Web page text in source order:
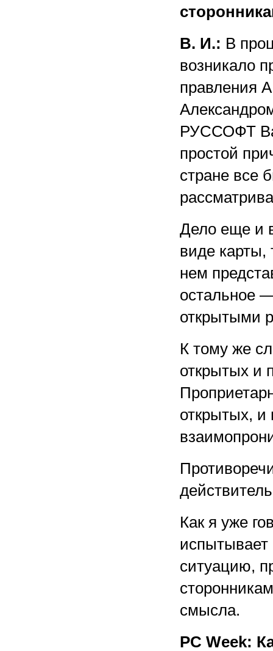
В. И.: В
возникало
правления
РУССОФТ
простой
стране все
Дело еще и
виде карты,
нем
остальное
открытыми
К тому же
открытых и
открытых, и
Как я уже
испытывает
ситуацию,
смысла.
PC Week: